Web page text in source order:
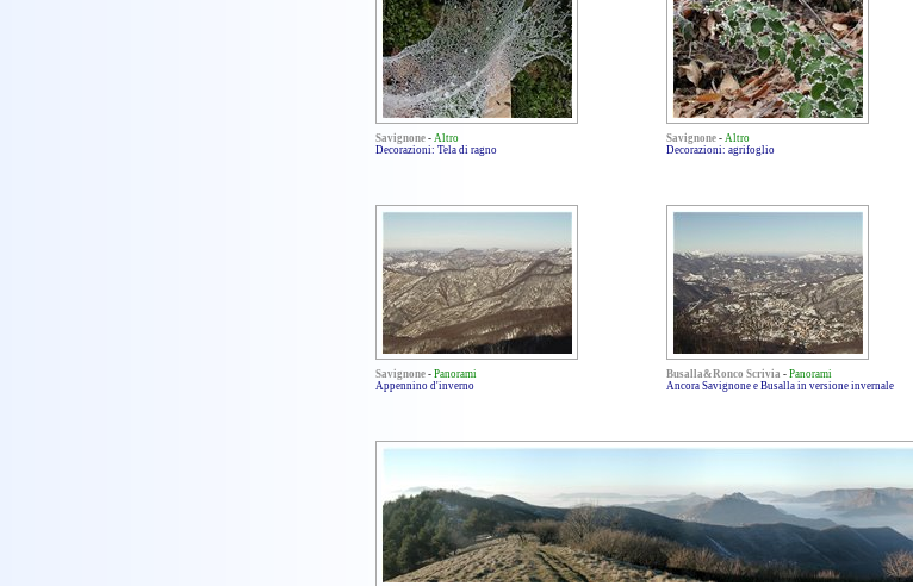
Savignone - Altro
Decorazioni: Tela di ragno
Savignone - Altro
Decorazioni: agrifoglio
Savignone - Panorami
Appennino d'inverno
Busalla&Ronco Scrivia - Panorami
Ancora Savignone e Busalla in versione invernale